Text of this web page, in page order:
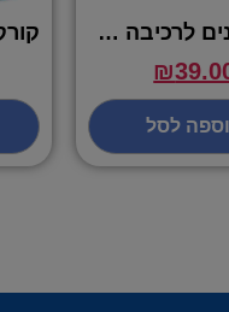
סט מגינים לרכיבה – VIPER
₪
לסל